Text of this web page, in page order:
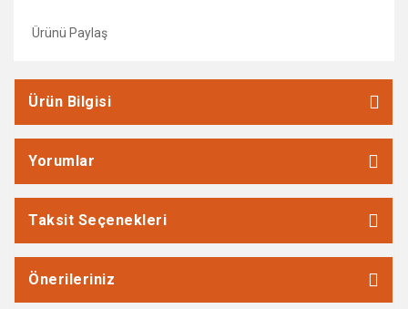
Ürünü Paylaş
Ürün Bilgisi
Yorumlar
Taksit Seçenekleri
Önerileriniz